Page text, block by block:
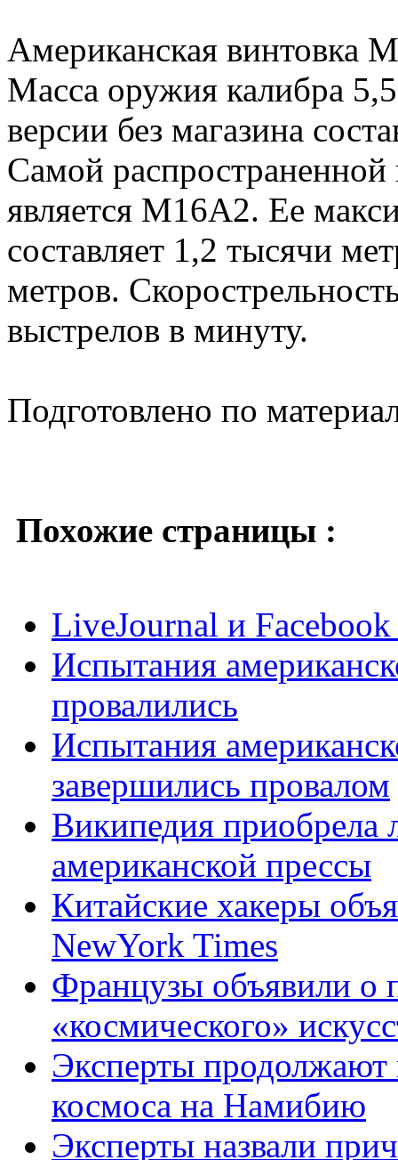
Американская винтовка
Масса оружия калибра
версии без магазина
Самой распространенной
является M16A2. Ее
составляет 1,2 тысячи
метров.
выстрелов в минуту.
Подготовлено по
Похожие страницы :
LiveJournal и
Испытания
провалились
Испытания
завершились провалом
Википедия приобрела
американской прессы
Китайские хакеры
NewYork Times
Французы объявили о
«космического»
Эксперты
космоса на Намибию
Эксперты назвали